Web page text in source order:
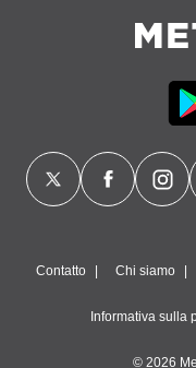
Contatto Chi siamo
Informativa sulla
© 2026